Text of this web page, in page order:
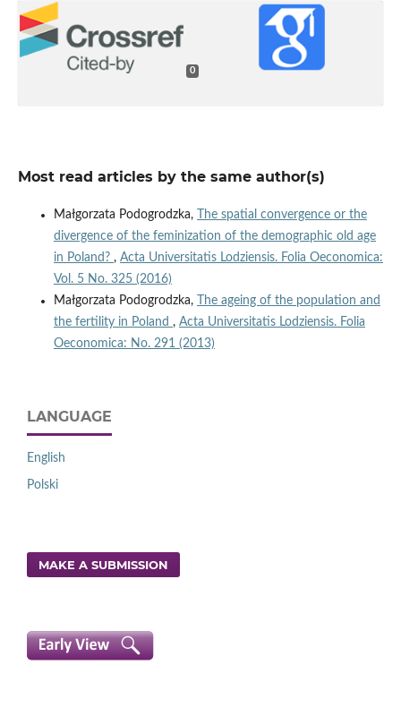
0
Most read articles by the same author(s)
Małgorzata Podogrodzka,
The spatial convergence or the
divergence of the feminization of the demographic old age
in Poland? , Acta Universitatis Lodziensis. Folia Oeconomica:
Vol. 5 No. 325 (2016)
Małgorzata Podogrodzka,
The ageing of the population and
the fertility in Poland , Acta Universitatis Lodziensis. Folia
Oeconomica: No. 291 (2013)
LANGUAGE
English
Polski
MAKE A SUBMISSION